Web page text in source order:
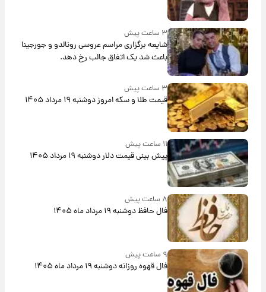
۳ ساعت پیش
شایعه برگزاری مراسم عروسی رونالدو و جورجینا
باعث شد یک اتفاق جالب رخ دهد.
۳ ساعت پیش
قیمت طلا و سکه امروز دوشنبه ۱۹ مرداد ۱۴۰۵
۱۱ ساعت پیش
پیش‌ بینی قیمت دلار دوشنبه ۱۹ مرداد ۱۴۰۵
۸ ساعت پیش
فال حافظ دوشنبه ۱۹ مرداد ماه ۱۴۰۵
۹ ساعت پیش
فال قهوه روزانه دوشنبه ۱۹ مرداد ماه ۱۴۰۵